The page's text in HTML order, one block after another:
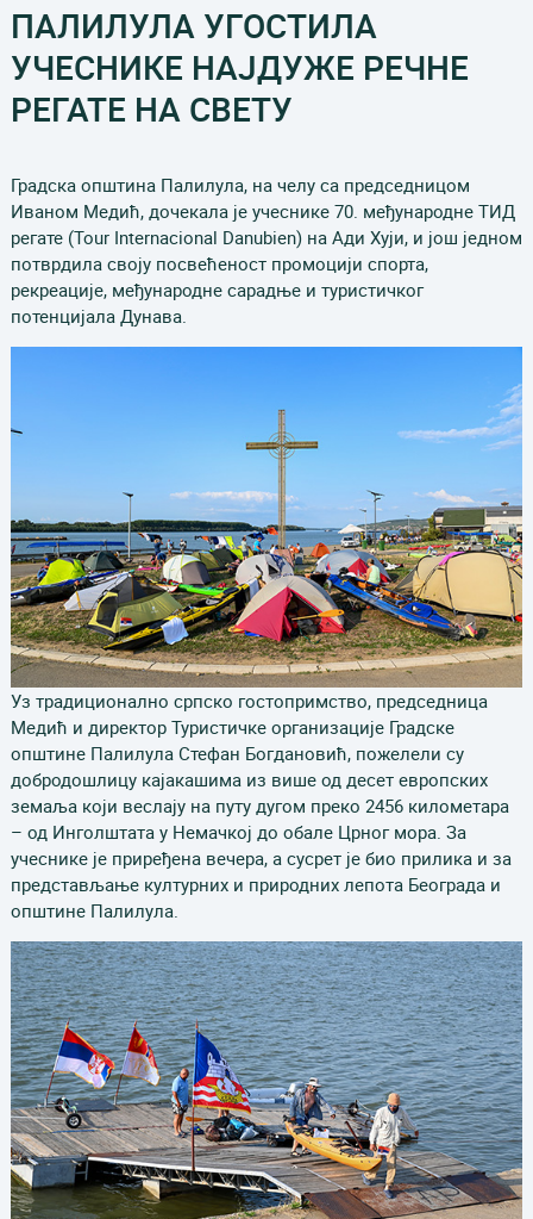
ПАЛИЛУЛА УГОСТИЛА
УЧЕСНИКЕ НАЈДУЖЕ РЕЧНЕ
РЕГАТЕ НА СВЕТУ
Градска општина Палилула, на челу са председницом
Иваном Медић, дочекала је учеснике 70. међународне ТИД
регате (Tour Internacional Danubien) на Ади Хуји, и још једном
потврдила своју посвећеност промоцији спорта,
рекреације, међународне сарадње и туристичког
потенцијала Дунава.
Уз традиционално српско гостопримство, председница
Медић и директор Туристичке организације Градске
општине Палилула Стефан Богдановић, пожелели су
добродошлицу кајакашима из више од десет европских
земаља који веслају на путу дугом преко 2456 километара
– од Инголштата у Немачкој до обале Црног мора. За
учеснике је приређена вечера, а сусрет је био прилика и за
представљање културних и природних лепота Београда и
општине Палилула.